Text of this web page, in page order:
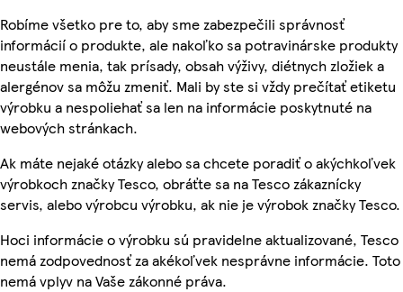
Robíme všetko pre to, aby sme zabezpečili správnosť
informácií o produkte, ale nakoľko sa potravinárske produkty
neustále menia, tak prísady, obsah výživy, diétnych zložiek a
alergénov sa môžu zmeniť. Mali by ste si vždy prečítať etiketu
výrobku a nespoliehať sa len na informácie poskytnuté na
webových stránkach.
Ak máte nejaké otázky alebo sa chcete poradiť o akýchkoľvek
výrobkoch značky Tesco, obráťte sa na Tesco zákaznícky
servis, alebo výrobcu výrobku, ak nie je výrobok značky Tesco.
Hoci informácie o výrobku sú pravidelne aktualizované, Tesco
nemá zodpovednosť za akékoľvek nesprávne informácie. Toto
nemá vplyv na Vaše zákonné práva.